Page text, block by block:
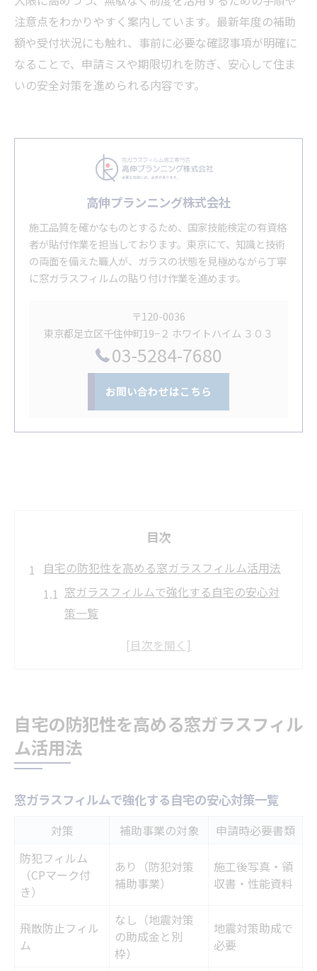
注意点をわかりやすく案内しています。最新年度の補助
額や受付状況にも触れ、事前に必要な確認事項が明確に
なることで、申請ミスや期限切れを防ぎ、安心して住ま
いの安全対策を進められる内容です。
高伸プランニング株式会社
施工品質を確かなものとするため、国家技能検定の有資格
者が貼付作業を担当しております。東京にて、知識と技術
の両面を備えた職人が、ガラスの状態を見極めながら丁寧
に窓ガラスフィルムの貼り付け作業を進めます。
〒120-0036
東京都足立区千住仲町19−２ ホワイトハイム ３０３
03-5284-7680
お問い合わせはこちら
目次
自宅の防犯性を高める窓ガラスフィルム活用法
窓ガラスフィルムで強化する自宅の安心対
策一覧
防犯性を高めたいなら窓ガラスフィルムが
窓ガラスフィルム導入で得られる防犯効果
とは
事例
足立区防犯対策補助事業の最新情報を解説
最新年度の足立区防犯補助金情報まとめ表
受付状況や予算動向を見極めるポイント
補助金申請の流れと必要な窓ガラスフィル
オンライン申請や申請期限に関する注意点
申請前に知っておくべき窓ガラスフィルムの条
自宅の防犯性を高める窓ガラスフィル
ム活用法
窓ガラスフィルムで強化する自宅の安心対策一覧
対策 補助事業の対象
申請時必要書類
防犯フィルム
（CPマーク付
き）
あり（防犯対策
補助事業）
施工後写真・領
収書・性能資料
飛散防止フィル
ム
なし（地震対策
の助成金と別
枠）
地震対策助成で
必要